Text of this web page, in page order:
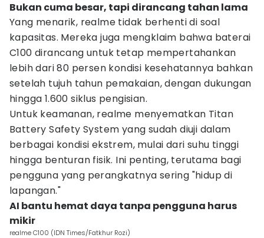
Bukan cuma besar, tapi dirancang tahan lama
Yang menarik, realme tidak berhenti di soal
kapasitas. Mereka juga mengklaim bahwa baterai
C100 dirancang untuk tetap mempertahankan
lebih dari 80 persen kondisi kesehatannya bahkan
setelah tujuh tahun pemakaian, dengan dukungan
hingga 1.600 siklus pengisian.
Untuk keamanan, realme menyematkan Titan
Battery Safety System yang sudah diuji dalam
berbagai kondisi ekstrem, mulai dari suhu tinggi
hingga benturan fisik. Ini penting, terutama bagi
pengguna yang perangkatnya sering "hidup di
lapangan."
AI bantu hemat daya tanpa pengguna harus
mikir
realme C100 (IDN Times/Fatkhur Rozi)